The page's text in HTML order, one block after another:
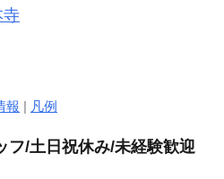
寺
報 | 凡例
フ/土日祝休み/未経験歓迎